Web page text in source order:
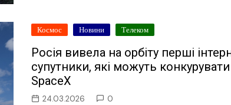
Космос Новини Телеком
Росія вивела на орбіту перші
супутники, які можуть конкурувати
SpaceX
24.03.2026 0